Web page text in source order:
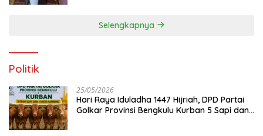
Selengkapnya
Politik
25/05/2026
Hari Raya Iduladha 1447 Hijriah, DPD Partai
Golkar Provinsi Bengkulu Kurban 5 Sapi dan 1